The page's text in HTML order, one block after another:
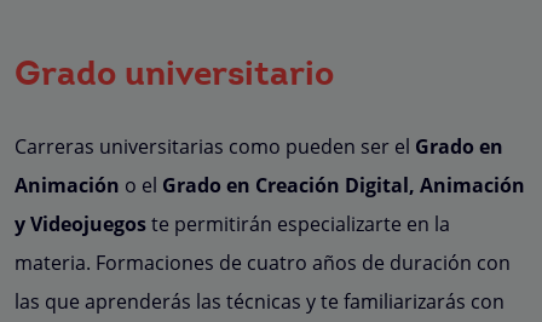
Grado universitario
Carreras universitarias como pueden ser el Grado en
Animación o el Grado en Creación Digital, Animación
y Videojuegoste permitirán especializarte en la
materia. Formaciones de cuatro años de duración con
las que aprenderás las técnicas y te familiarizarás con